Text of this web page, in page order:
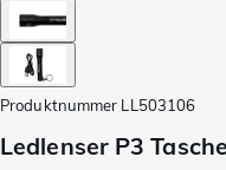
Produktnummer LL503106
Ledlenser P3